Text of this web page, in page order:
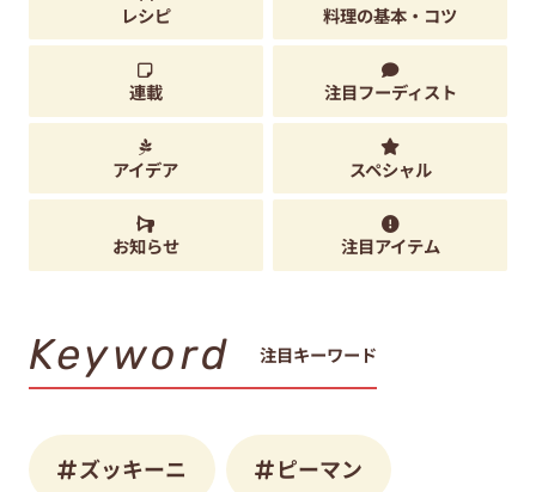
レシピ 料理の基本・コツ
連載 注目フーディスト
アイデア スペシャル
お知らせ 注目アイテム
Keyword 注目キーワード
ズッキーニ ピーマン